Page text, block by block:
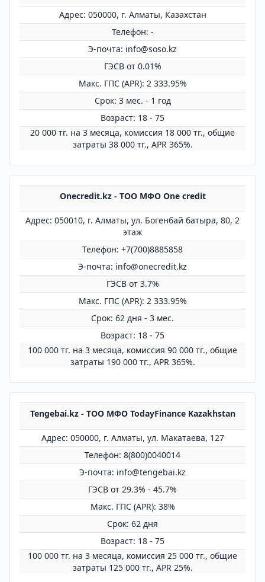
Адрес: 050000, г. Алматы, Казахстан
Телефон: -
Э-почта: info@soso.kz
ГЭСВ от 0.01%
Mакс. ГПС (APR): 2 333.95%
Срок: 3 мес. - 1 год
Возраст: 18 - 75
20 000 тг. на 3 месяца, комиссия 18 000 тг., общие
затраты 38 000 тг., APR 365%.
Onecredit.kz - ТОО МФО One credit
Адрес: 050010, г. Алматы, ул. Богенбай батыра, 80, 2
этаж
Телефон: +7(700)8885858
Э-почта: info@onecredit.kz
ГЭСВ от 3.7%
Mакс. ГПС (APR): 2 333.95%
Срок: 62 дня - 3 мес.
Возраст: 18 - 75
100 000 тг. на 3 месяца, комиссия 90 000 тг., общие
затраты 190 000 тг., APR 365%.
Tengebai.kz - ТОО МФО TodayFinance Kazakhstan
Адрес: 050000, г. Алматы, ул. Макатаева, 127
Телефон: 8(800)0040014
Э-почта: info@tengebai.kz
ГЭСВ от 29.3% - 45.7%
Mакс. ГПС (APR): 38%
Срок: 62 дня
Возраст: 18 - 75
100 000 тг. на 3 месяца, комиссия 25 000 тг., общие
затраты 125 000 тг., APR 25%.